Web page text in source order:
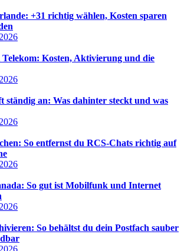
+31 richtig wählen, Kosten sparen
Kosten, Aktivierung und die
ständig an: Was dahinter steckt und was
So entfernst du RCS-Chats richtig auf
So gut ist Mobilfunk und Internet
So behältst du dein Postfach sauber